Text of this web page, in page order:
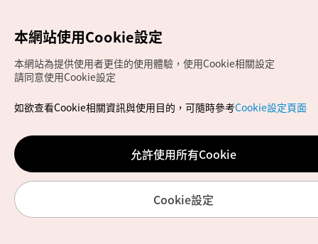
Copyrights (c) 韓國觀光公社版權所有
如有相關疑問或建議，歡迎來信至官方信箱
chinese_big5@knto.or.kr
本網站使用Cookie設定
本網站為提供使用者更佳的使用體驗，使用Cookie相關設定
請同意使用Cookie設定
如欲查看Cookie相關資訊與使用目的，可隨時參考Cookie設定頁面
允許使用所有Cookie
Cookie設定